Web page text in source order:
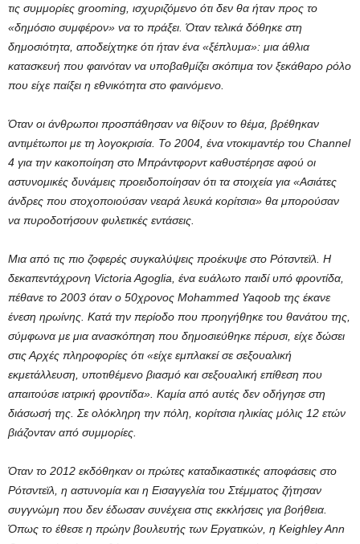
τις συμμορίες grooming, ισχυριζόμενο ότι δεν θα ήταν προς το
«δημόσιο συμφέρον» να το πράξει. Όταν τελικά δόθηκε στη
δημοσιότητα, αποδείχτηκε ότι ήταν ένα «ξέπλυμα»: μια άθλια
κατασκευή που φαινόταν να υποβαθμίζει σκόπιμα τον ξεκάθαρο ρόλο
που είχε παίξει η εθνικότητα στο φαινόμενο.
Όταν οι άνθρωποι προσπάθησαν να θίξουν το θέμα, βρέθηκαν
αντιμέτωποι με τη λογοκρισία. Το 2004, ένα ντοκιμαντέρ του Channel
4 για την κακοποίηση στο Μπράντφορντ καθυστέρησε αφού οι
αστυνομικές δυνάμεις προειδοποίησαν ότι τα στοιχεία για «Ασιάτες
άνδρες που στοχοποιούσαν νεαρά λευκά κορίτσια» θα μπορούσαν
να πυροδοτήσουν φυλετικές εντάσεις.
Μια από τις πιο ζοφερές συγκαλύψεις προέκυψε στο Ρότσντεϊλ. Η
δεκαπεντάχρονη Victoria Agoglia, ένα ευάλωτο παιδί υπό φροντίδα,
πέθανε το 2003 όταν ο 50χρονος Mohammed Yaqoob της έκανε
ένεση ηρωίνης. Κατά την περίοδο που προηγήθηκε του θανάτου της,
σύμφωνα με μια ανασκόπηση που δημοσιεύθηκε πέρυσι, είχε δώσει
στις Αρχές πληροφορίες ότι «είχε εμπλακεί σε σεξουαλική
εκμετάλλευση, υποτιθέμενο βιασμό και σεξουαλική επίθεση που
απαιτούσε ιατρική φροντίδα». Καμία από αυτές δεν οδήγησε στη
διάσωσή της. Σε ολόκληρη την πόλη, κορίτσια ηλικίας μόλις 12 ετών
βιάζονταν από συμμορίες.
Όταν το 2012 εκδόθηκαν οι πρώτες καταδικαστικές αποφάσεις στο
Ρότσντεϊλ, η αστυνομία και η Εισαγγελία του Στέμματος ζήτησαν
συγγνώμη που δεν έδωσαν συνέχεια στις εκκλήσεις για βοήθεια.
Όπως το έθεσε η πρώην βουλευτής των Εργατικών, η Keighley Ann